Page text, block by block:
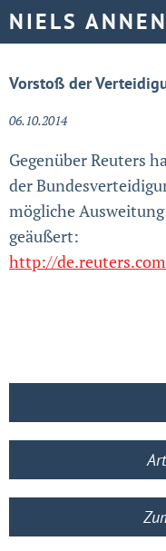
Aktive Politik
Über mich
Vorstoß der
06.10.2014
Gegenüber Reuters
der
mögliche
geäußert:
http://